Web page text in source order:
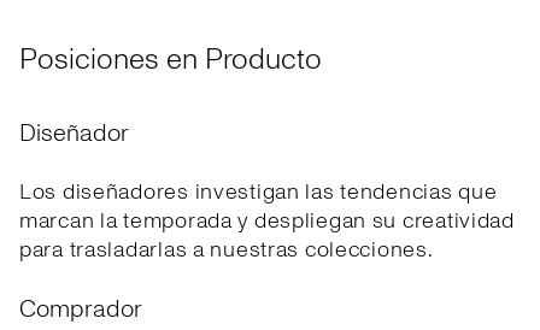
Posiciones en Producto
Diseñador
Los diseñadores investigan las tendencias que
marcan la temporada y despliegan su creatividad
para trasladarlas a nuestras colecciones.
Comprador